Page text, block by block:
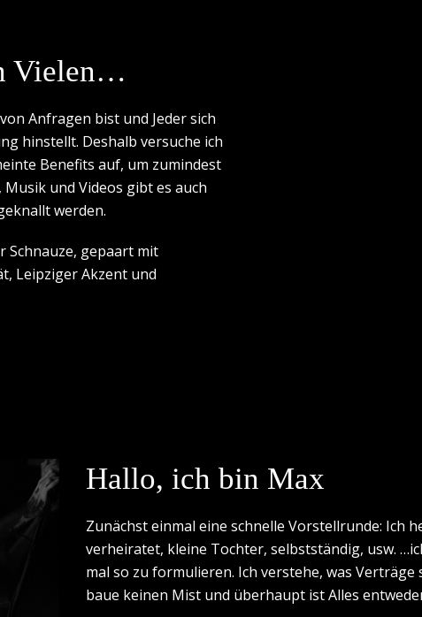
Vielen…
Anfragen bist und Jeder sich
hinstellt. Deshalb versuche ich
Benefits auf, um zumindest
und Videos gibt es auch
werden.
Schnauze, gepaart mit
Leipziger Akzent und
Hallo, ich bin Max
Zunächst einmal eine schnelle Vorstellrunde: Ich
verheiratet, kleine Tochter, selbstständig, usw.
mal so zu formulieren. Ich verstehe, was
baue keinen Mist und überhaupt ist Alles